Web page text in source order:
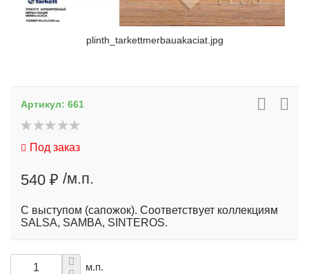
plinth_tarkettmerbauakaciat.jpg
Артикул: 661
Под заказ
540 ₽ /м.п.
С выступом (сапожок). Соответствует коллекциям
SALSA, SAMBA, SINTEROS.
м.п.